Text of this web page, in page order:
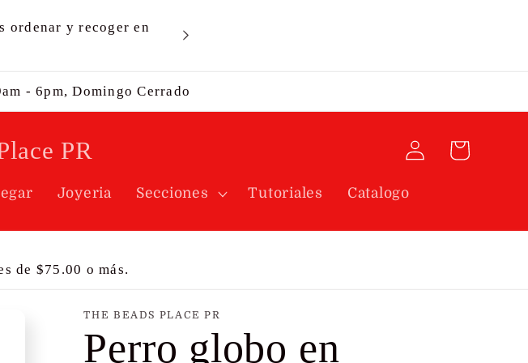
ordenar y recoger en
ubicados en la Calle Bulgaria 721 Puerto Nuevo,
- 6pm, Domingo Cerrado
PR
Joyeria Secciones Tutoriales Catalogo
Iniciar
sesión
Carrito
de $75.00 o más.
THE BEADS PLACE PR
Perro globo en